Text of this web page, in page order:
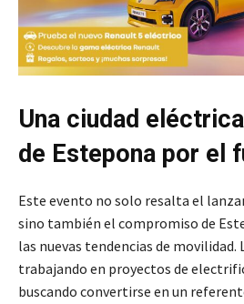
Una ciudad
de Estepona por el
Este evento no solo resalta el
sino también el compromiso de
las nuevas tendencias de movilidad.
trabajando en proyectos de
buscando convertirse en un